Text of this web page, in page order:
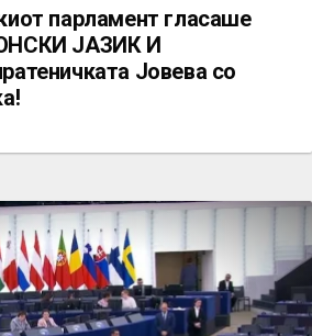
парламент гласаше
ЈАЗИК И
Јовева со